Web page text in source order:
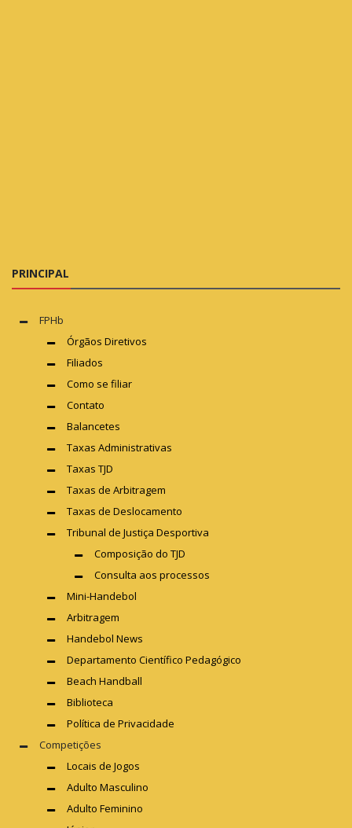
PRINCIPAL
FPHb
Órgãos Diretivos
Filiados
Como se filiar
Contato
Balancetes
Taxas Administrativas
Taxas TJD
Taxas de Arbitragem
Taxas de Deslocamento
Tribunal de Justiça Desportiva
Composição do TJD
Consulta aos processos
Mini-Handebol
Arbitragem
Handebol News
Departamento Científico Pedagógico
Beach Handball
Biblioteca
Política de Privacidade
Competições
Locais de Jogos
Adulto Masculino
Adulto Feminino